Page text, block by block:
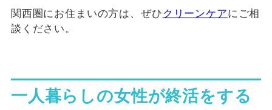
関西圏にお住まいの方は、ぜひ クリーンケアにご相
談ください。
一人暮らしの女性が終活をする